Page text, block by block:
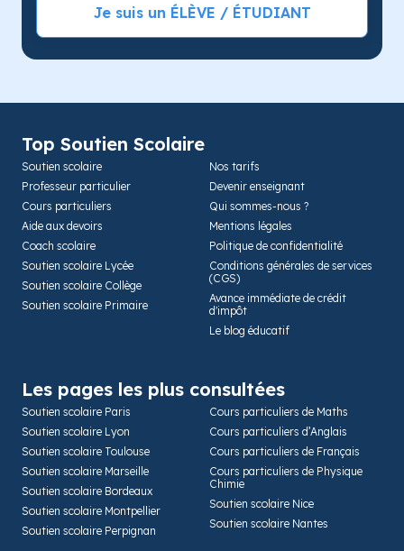
Je suis un ÉLÈVE / ÉTUDIANT
Top Soutien Scolaire
Soutien scolaire
Professeur particulier
Cours particuliers
Aide aux devoirs
Coach scolaire
Soutien scolaire Lycée
Soutien scolaire Collège
Soutien scolaire Primaire
Nos tarifs
Devenir enseignant
Qui sommes-nous ?
Mentions légales
Politique de confidentialité
Conditions générales de services
(CGS)
Avance immédiate de crédit
d'impôt
Le blog éducatif
Les pages les plus consultées
Soutien scolaire Paris
Soutien scolaire Lyon
Soutien scolaire Toulouse
Soutien scolaire Marseille
Soutien scolaire Bordeaux
Soutien scolaire Montpellier
Soutien scolaire Perpignan
Cours particuliers de Maths
Cours particuliers d’Anglais
Cours particuliers de Français
Cours particuliers de Physique
Chimie
Soutien scolaire Nice
Soutien scolaire Nantes